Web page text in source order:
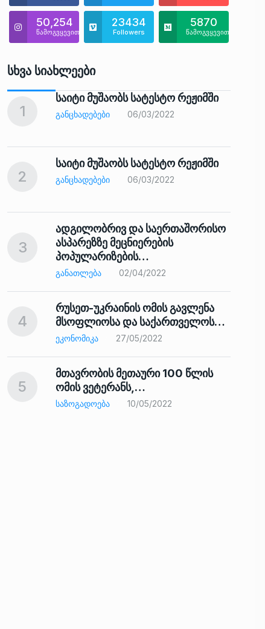
50,254
წამოგვყევით
23434
Followers
5870
წამოგვყევით
Სხვა Სიახლეები
1
საიტი მუშაობს სატესტო რეჟიმში
ᲒᲐᲜᲪᲮᲐᲓᲔᲑᲔᲑᲘ 06/03/2022
2
საიტი მუშაობს სატესტო რეჟიმში
ᲒᲐᲜᲪᲮᲐᲓᲔᲑᲔᲑᲘ 06/03/2022
3
ადგილობრივ და საერთაშორისო
ასპარეზზე მეცნიერების
პოპულარიზების…
ᲒᲐᲜᲐᲗᲚᲔᲑᲐ 02/04/2022
4
რუსეთ-უკრაინის ომის გავლენა
მსოფლიოსა და საქართველოს…
ᲔᲙᲝᲜᲝᲛᲘᲙᲐ 27/05/2022
5
მთავრობის მეთაური 100 წლის
ომის ვეტერანს,…
ᲡᲐᲖᲝᲒᲐᲓᲝᲔᲑᲐ 10/05/2022